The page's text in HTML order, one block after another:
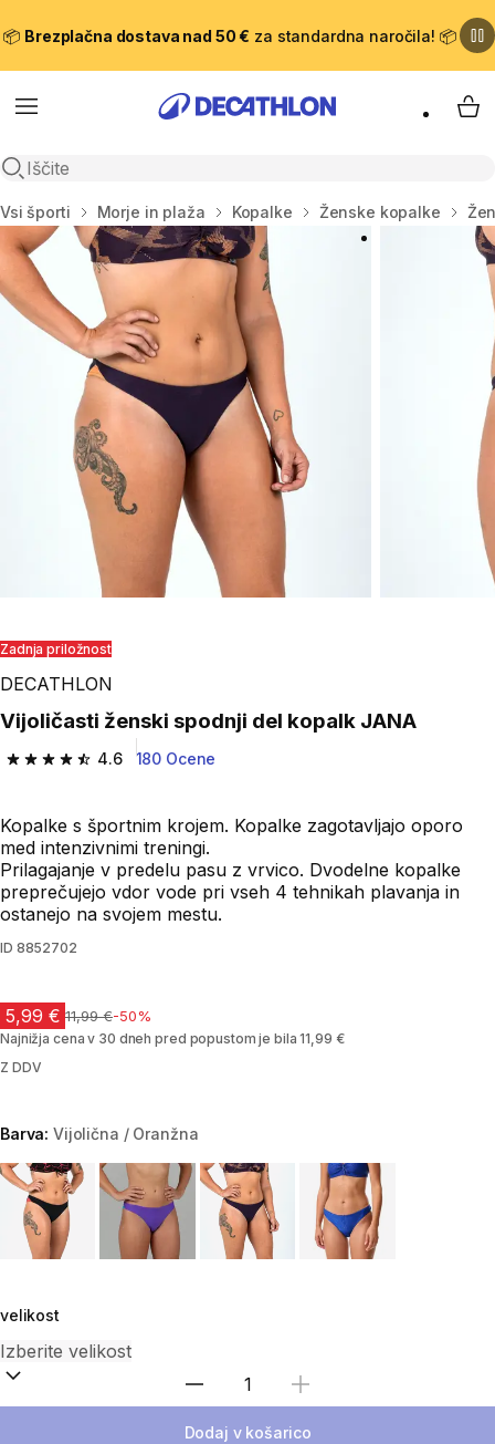
📦 Brezplačna dostava nad 50 € za standardna naročila! 📦
Meni
Odpri iskanje
Domov
Vsi športi Morje in plaža Kopalke Ženske kopalke
Zadnja priložnost
DECATHLON
Vijoličasti ženski spodnji del kopalk JANA
4.6
4.6 od 5 zvezdic from 180 ocene
180 Ocene
Kopalke s športnim krojem. Kopalke zagotavljajo oporo
med intenzivnimi treningi.
Prilagajanje v predelu pasu z vrvico. Dvodelne kopalke
preprečujejo vdor vode pri vseh 4 tehnikah plavanja in
ostanejo na svojem mestu.
ID 8852702
5,99 € Cena pred znižanjem
11,99 €-50%
Najnižja cena v 30 dneh pred popustom je bila 11,99 €
Z DDV
Barva:Vijolična / Oranžna
Choose a variant
velikost
Izberite količino
Dodaj v košarico